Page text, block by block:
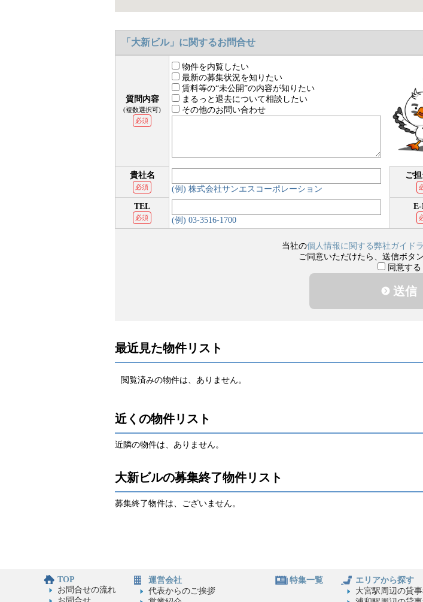
「大新ビル」に関するお問合せ
質問内容
(複数選択可)
必須
物件を内覧したい
最新の募集状況を知りたい
賃料等の“未公開”の内容が知りたい
まるっと退去について相談したい
その他のお問い合わせ
貴社名
必須 (例) 株式会社サンエスコーポレーション
ご
TEL
必須 (例) 03-3516-1700
当社の個人情報に関する弊社ガイド
ご同意いただけたら、送信ボタ
同意する
送信
最近見た物件リスト
閲覧済みの物件は、ありません。
近くの物件リスト
近隣の物件は、ありません。
大新ビルの募集終了物件リスト
募集終了物件は、ございません。
TOP
お問合せの流れ
運営会社
代表からのご挨拶
特集一覧
エリアから探す
大宮駅周辺の貸